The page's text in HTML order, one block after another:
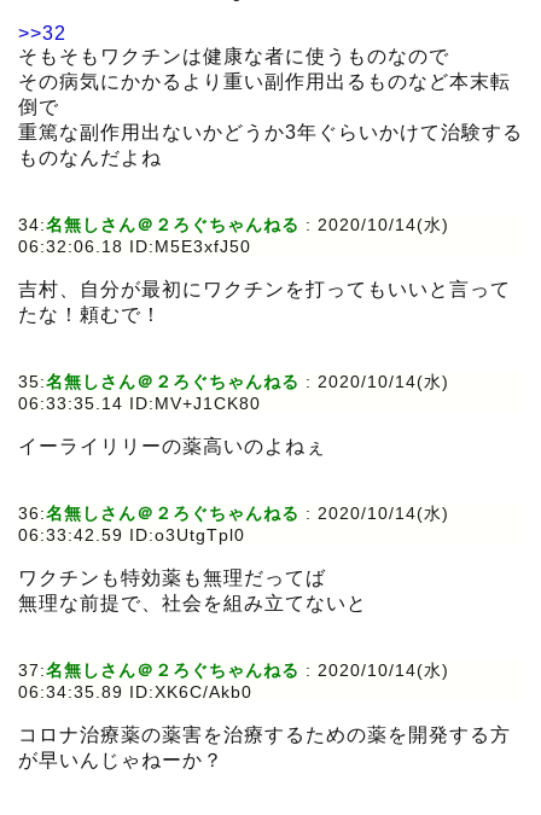
>>32
そもそもワクチンは健康な者に使うものなので
その病気にかかるより重い副作用出るものなど本末転
倒で
重篤な副作用出ないかどうか3年ぐらいかけて治験する
ものなんだよね
34:名無しさん＠２ろぐちゃんねる : 2020/10/14(水)
06:32:06.18 ID:M5E3xfJ50
吉村、自分が最初にワクチンを打ってもいいと言って
たな！頼むで！
35:名無しさん＠２ろぐちゃんねる : 2020/10/14(水)
06:33:35.14 ID:MV+J1CK80
イーライリリーの薬高いのよねぇ
36:名無しさん＠２ろぐちゃんねる : 2020/10/14(水)
06:33:42.59 ID:o3UtgTpl0
ワクチンも特効薬も無理だってば
無理な前提で、社会を組み立てないと
37:名無しさん＠２ろぐちゃんねる : 2020/10/14(水)
06:34:35.89 ID:XK6C/Akb0
コロナ治療薬の薬害を治療するための薬を開発する方
が早いんじゃねーか？